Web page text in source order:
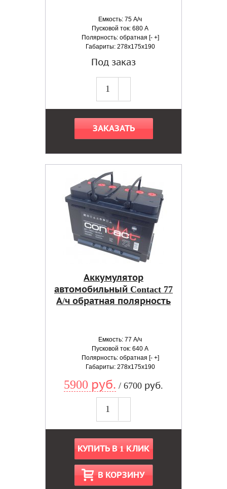
Емкость: 75 А/ч
Пусковой ток: 680 А
Полярность: обратная [- +]
Габариты: 278x175x190
Под заказ
ЗАКАЗАТЬ
Аккумулятор
автомобильный Contact 77
А/ч обратная полярность
Емкость: 77 А/ч
Пусковой ток: 640 А
Полярность: обратная [- +]
Габариты: 278x175x190
5900 руб. / 6700 руб.
КУПИТЬ В 1 КЛИК
В КОРЗИНУ